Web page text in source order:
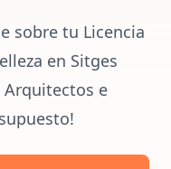
sobre tu Licencia
en Sitges
Arquitectos e